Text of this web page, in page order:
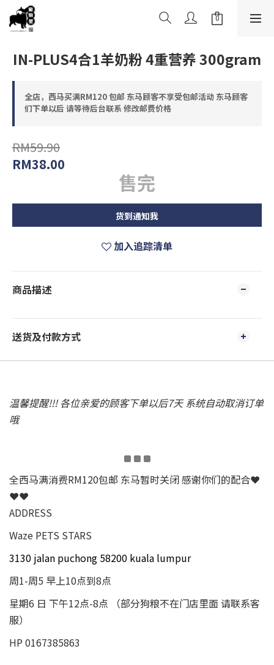
IN-PLUS4合1羊奶粉 4重营养 300gram
全店，西马买满RM120 包邮 东马顾客不享受包邮活动 东马顾客
们下单以后 请等待后台联系 修改邮费价格
RM59.90
RM38.00
售完
货到通知我
加入追踪清单
商品描述
送货及付款方式
温馨提醒!!! 各位亲爱的顾客下单以后7天 系统自动取消订单
哦
全西马满消费RM120包邮 东马暂时关闭 感谢你们的配合❤
❤❤
ADDRESS
Waze PETS STARS
3130 jalan puchong 58200 kuala lumpur
周1-周5 早上10点到8点
星期6 日 下午12点-8点 （部分狗粮不在门店里面 请联系客
服）
HP 0167385863